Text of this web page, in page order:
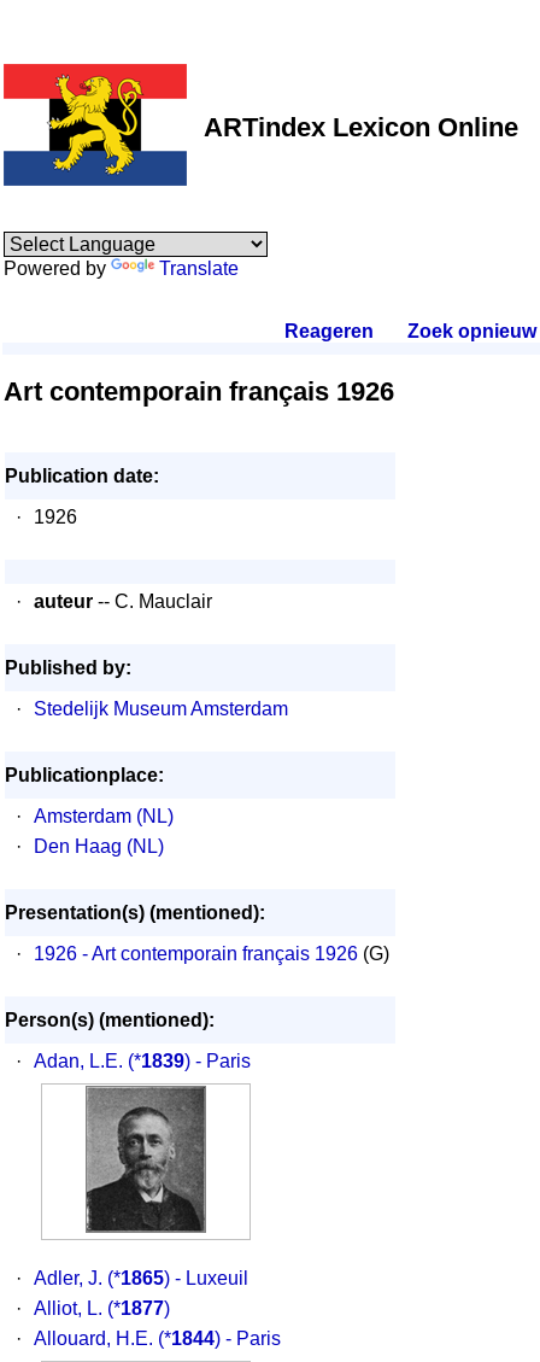
ARTindex Lexicon Online
Powered by Translate
Reageren Zoek opnieuw.
Art contemporain français 1926
Publication date:
·
1926
· auteur -- C. Mauclair
Published by:
·
Stedelijk Museum Amsterdam
Publicationplace:
·
Amsterdam (NL)
·
Den Haag (NL)
Presentation(s) (mentioned):
·
1926 - Art contemporain français 1926 (G)
Person(s) (mentioned):
·
Adan, L.E. (*1839) - Paris
· Adler, J. (*1865) - Luxeuil
·
Alliot, L. (*1877)
·
Allouard, H.E. (*1844) - Paris